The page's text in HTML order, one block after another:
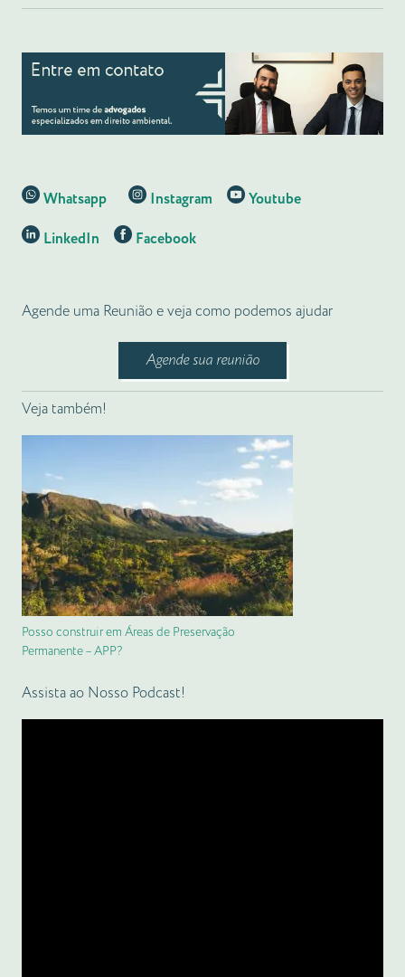
Whatsapp Instagram
Youtube
LinkedIn
Facebook
Agende uma Reunião e veja como podemos ajudar
Agende sua reunião
Veja também!
Posso construir em Áreas de Preservação
Permanente – APP?
Assista ao Nosso Podcast!